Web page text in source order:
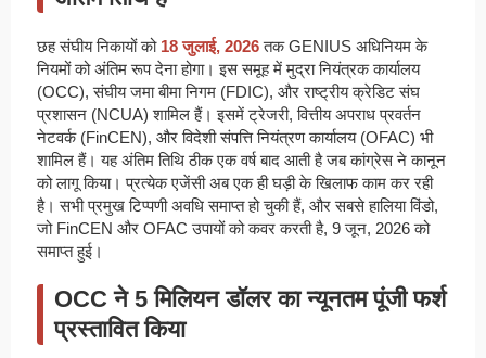
छह संघीय निकायों को 18 जुलाई, 2026तक GENIUS अधिनियम के
नियमों को अंतिम रूप देना होगा। इस समूह में मुद्रा नियंत्रक कार्यालय
(OCC), संघीय जमा बीमा निगम (FDIC), और राष्ट्रीय क्रेडिट संघ
प्रशासन (NCUA) शामिल हैं। इसमें ट्रेजरी, वित्तीय अपराध प्रवर्तन
नेटवर्क (FinCEN), और विदेशी संपत्ति नियंत्रण कार्यालय (OFAC) भी
शामिल हैं। यह अंतिम तिथि ठीक एक वर्ष बाद आती है जब कांग्रेस ने कानून
को लागू किया। प्रत्येक एजेंसी अब एक ही घड़ी के खिलाफ काम कर रही
है। सभी प्रमुख टिप्पणी अवधि समाप्त हो चुकी हैं, और सबसे हालिया विंडो,
जो FinCEN और OFAC उपायों को कवर करती है, 9 जून, 2026 को
समाप्त हुई।
OCC ने 5 मिलियन डॉलर का न्यूनतम पूंजी फर्श
प्रस्तावित किया